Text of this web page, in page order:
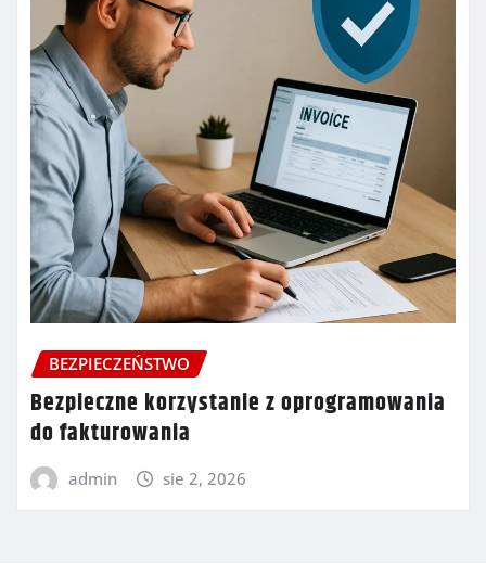
BEZPIECZEŃSTWO
Bezpieczne korzystanie z oprogramowania
do fakturowania
admin sie 2, 2026